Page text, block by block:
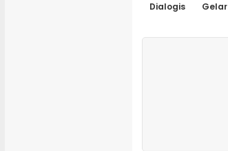
Dialogis Gelar